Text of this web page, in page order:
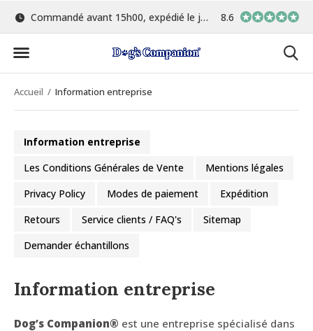
Commandé avant 15h00, expédié le jour même Le plus grand choix
8.6
Accueil Information entreprise
Information entreprise
Les Conditions Générales de Vente
Mentions légales
Privacy Policy
Modes de paiement
Expédition
Retours
Service clients / FAQ's
Sitemap
Demander échantillons
Information entreprise
Dog’s Companion® est une entreprise spécialisé dans